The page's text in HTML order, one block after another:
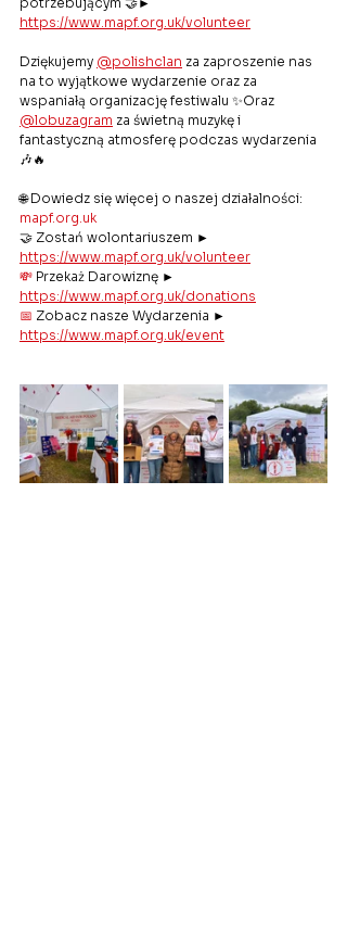
https://www.mapf.org.uk/volunteer
Dziękujemy @polishclan za zaproszenie nas
na to wyjątkowe wydarzenie oraz za
wspaniałą organizację festiwalu ✨Oraz
@lobuzagram za świetną muzykę i
fantastyczną atmosferę podczas wydarzenia
🎶🔥
🌐 Dowiedz się więcej o naszej działalności:
mapf.org.uk
🤝 Zostań wolontariuszem ►
https://www.mapf.org.uk/volunteer
💸 Przekaż Darowiznę ►
https://www.mapf.org.uk/donations
📅 Zobacz nasze Wydarzenia ►
https://www.mapf.org.uk/event